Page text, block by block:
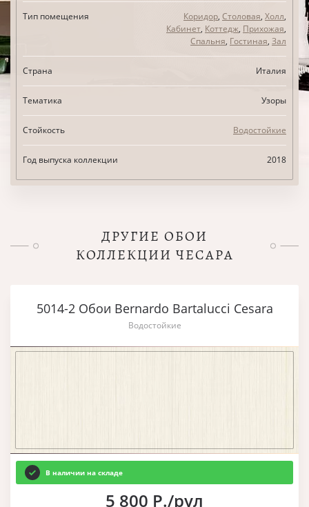
Тип помещения Коридор, Столовая, Холл,
Кабинет, Коттедж, Прихожая,
Спальня, Гостиная, Зал
Страна Италия
Тематика Узоры
Стойкость Водостойкие
Год выпуска коллекции 2018
ДРУГИЕ ОБОИ
КОЛЛЕКЦИИ ЧЕСАРА
5014-2 Обои Bernardo Bartalucci Cesara
Водостойкие
В наличии на складе
5 800 Р./рул